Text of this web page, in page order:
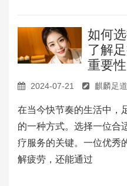
如何
了解
重要性
2024-07-21 麒麟足道
在当今快节奏的生活中，
的一种方式。选择一位合
疗服务的关键。一位优秀
解疲劳，还能通过